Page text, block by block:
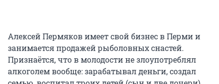
Алексей Пермяков имеет свой бизнес в Перми и
занимается продажей рыболовных снастей.
Признаётся, что в молодости не злоупотреблял
алкоголем вообще: зарабатывал деньги, создал